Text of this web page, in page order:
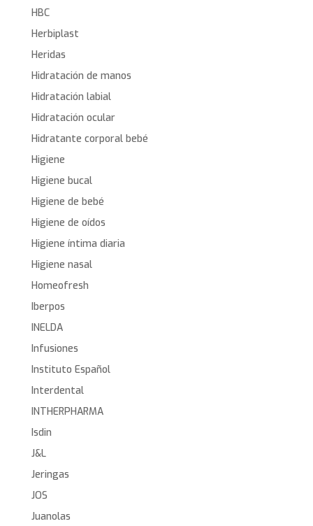
HBC
Herbiplast
Heridas
Hidratación de manos
Hidratación labial
Hidratación ocular
Hidratante corporal bebé
Higiene
Higiene bucal
Higiene de bebé
Higiene de oídos
Higiene íntima diaria
Higiene nasal
Homeofresh
Iberpos
INELDA
Infusiones
Instituto Español
Interdental
INTHERPHARMA
Isdin
J&L
Jeringas
JOS
Juanolas